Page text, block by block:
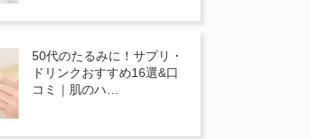
50代のたるみに！サプリ・
ドリンクおすすめ16選&口
コミ｜肌のハ…